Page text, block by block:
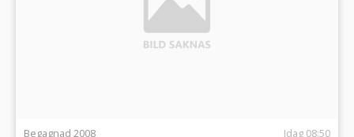
Begagnad 2008 Idag 08:50